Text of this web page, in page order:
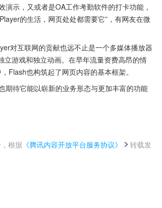
示，又或者是OA工作考勤软件的打卡功能，
的生活，网页处处都需要它”，有网友在微
对互联网的贡献也远不止是一个多媒体播放器
游戏和独立动画。在早年流量资费高昂的情
Flash也构筑起了网页内容的基本框架。
期待它能以崭新的业务形态与更加丰富的功能
根据 《腾讯内容开放平台服务协议》
转载发